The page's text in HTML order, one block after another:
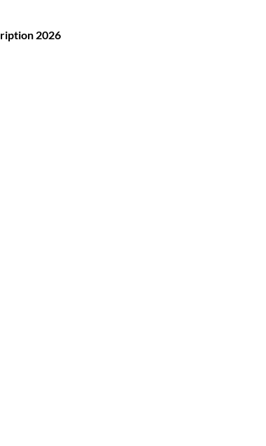
2026